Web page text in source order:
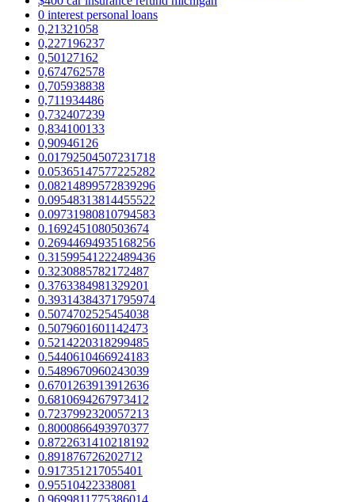
0 interest personal loans
0,21321058
0,227196237
0,50127162
0,674762578
0,705938838
0,711934486
0,732407239
0,834100133
0,90946126
0.01792504507231718
0.05365147577225282
0.08214899572839296
0.09548313814455522
0.09731980810794583
0.1692451080503674
0.26944694935168256
0.31599541222489436
0.3230885782172487
0.3763384981329201
0.39314384371795974
0.5074702525454038
0.5079601601142473
0.5214220318299485
0.5440610466924183
0.5489670960243039
0.6701263913912636
0.6810694267973412
0.7237992320057213
0.8000866493970377
0.8722631410218192
0.891876726202712
0.917351217055401
0.95510422338081
0.9699811775386014